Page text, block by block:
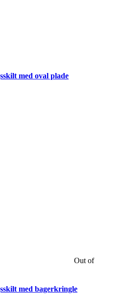
med oval plade
Out of
med bagerkringle